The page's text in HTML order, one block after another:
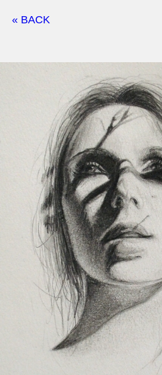
« BACK